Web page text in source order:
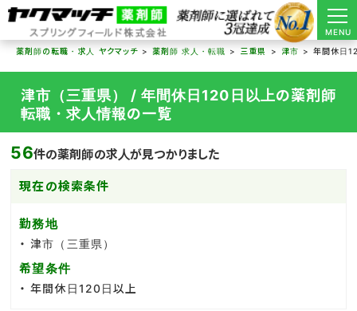
MENU
薬剤師の転職・求人 ヤクマッチ
薬剤師 求人・転職 三重県 津市 年間休日
津市（三重県） / 年間休日120日以上の薬剤師
転職・求人情報の一覧
56件の薬剤師の求人が見つかりました
現在の検索条件
勤務地
津市（三重県）
希望条件
年間休日120日以上